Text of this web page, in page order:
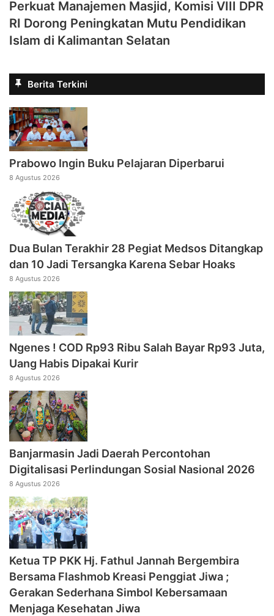
Perkuat Manajemen Masjid, Komisi VIII DPR
RI Dorong Peningkatan Mutu Pendidikan
Islam di Kalimantan Selatan
Berita Terkini
Prabowo Ingin Buku Pelajaran Diperbarui
8 Agustus 2026
Dua Bulan Terakhir 28 Pegiat Medsos Ditangkap
dan 10 Jadi Tersangka Karena Sebar Hoaks
8 Agustus 2026
Ngenes ! COD Rp93 Ribu Salah Bayar Rp93 Juta,
Uang Habis Dipakai Kurir
8 Agustus 2026
Banjarmasin Jadi Daerah Percontohan
Digitalisasi Perlindungan Sosial Nasional 2026
8 Agustus 2026
‎Ketua TP PKK Hj. Fathul Jannah Bergembira
Bersama Flashmob Kreasi Penggiat Jiwa ;
Gerakan Sederhana Simbol Kebersamaan
Menjaga Kesehatan Jiwa